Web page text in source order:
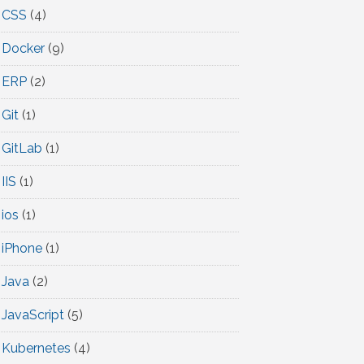
CSS (4)
Docker(9)
ERP(2)
Git(1)
GitLab (1)
IIS (1)
ios (1)
iPhone(1)
Java(2)
JavaScript(5)
Kubernetes (4)